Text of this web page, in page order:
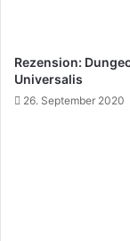
Rezension:
Universalis
26. September 2020